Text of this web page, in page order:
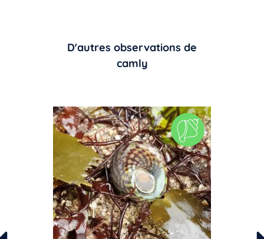
D'autres observations de
camly